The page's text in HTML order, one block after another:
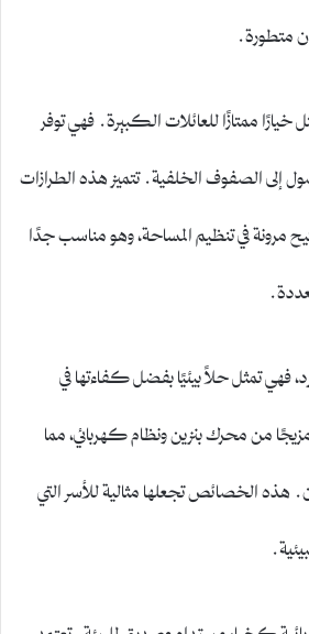
متطورة.
خيارًا ممتازًا للعائلات الكبيرة. فهي توفر
إلى الصفوف الخلفية. تتميز هذه الطرازات
مرونة في تنظيم المساحة، وهو مناسب جدًا
فهي تمثل حلاً بيئيًا بفضل كفاءتها في
من محرك بنزين ونظام كهربائي، مما
هذه الخصائص تجعلها مثالية للأسر التي